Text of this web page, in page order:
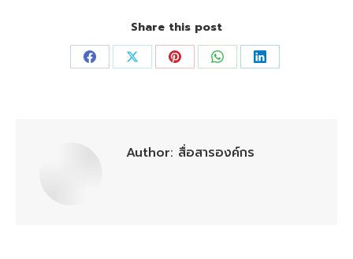
Share this post
Share Share Share Share Share
Author: สื่อสารองค์กร